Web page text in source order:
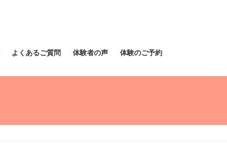
よくあるご質問 体験者の声 体験のご予約